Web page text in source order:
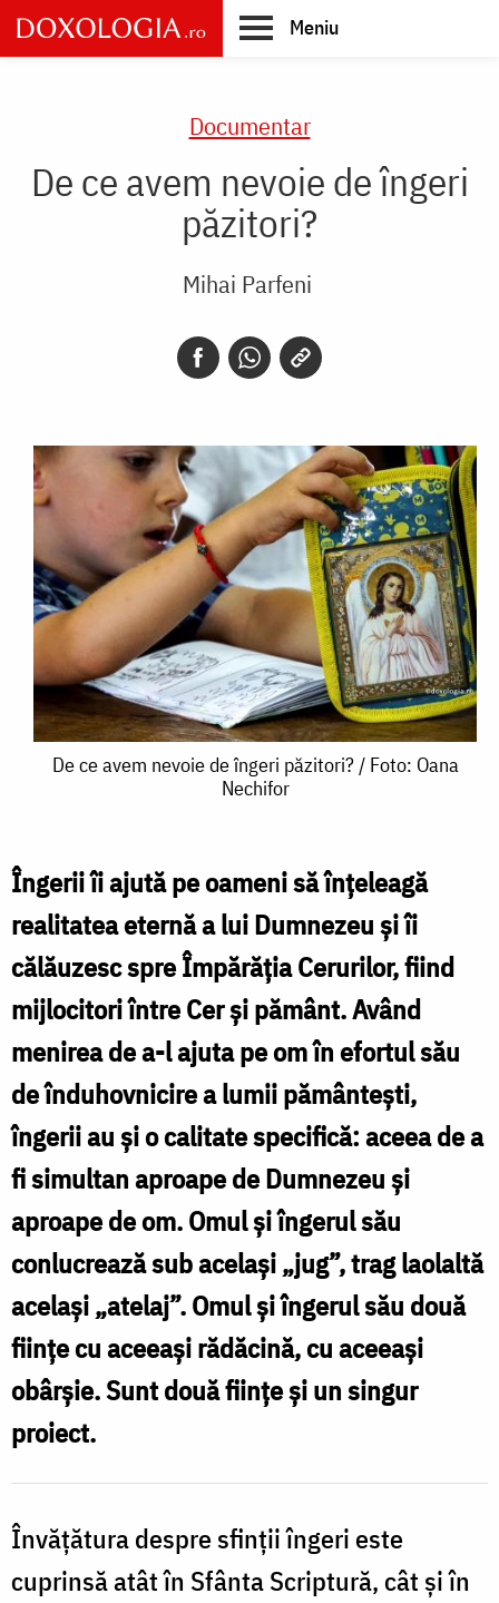
Skip
to
main
Meniu
Documentar
De ce avem nevoie de îngeri
păzitori?
Mihai Parfeni
De
nevoie
de
îngeri
păzitori?
/
Oana
Nechifor
De ce avem nevoie de îngeri păzitori? / Foto: Oana
Nechifor
Îngerii îi ajută pe oameni să înţeleagă
realitatea eternă a lui Dumnezeu şi îi
călăuzesc spre Împărăţia Cerurilor, fiind
mijlocitori între Cer şi pământ. Având
menirea de a-l ajuta pe om în efortul său
de înduhovnicire a lumii pământeşti,
îngerii au şi o calitate specifică: aceea de a
fi simultan aproape de Dumnezeu şi
aproape de om. Omul şi îngerul său
conlucrează sub acelaşi „jug”, trag laolaltă
acelaşi „atelaj”. Omul și îngerul său două
fiinţe cu aceeaşi rădăcină, cu aceeaşi
obârşie. Sunt două fiinţe şi un singur
proiect.
Învăţătura despre sfinţii îngeri este
cuprinsă atât în Sfânta Scriptură, cât şi în